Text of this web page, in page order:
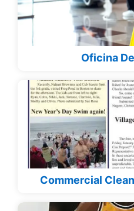
Oficina
Commercial